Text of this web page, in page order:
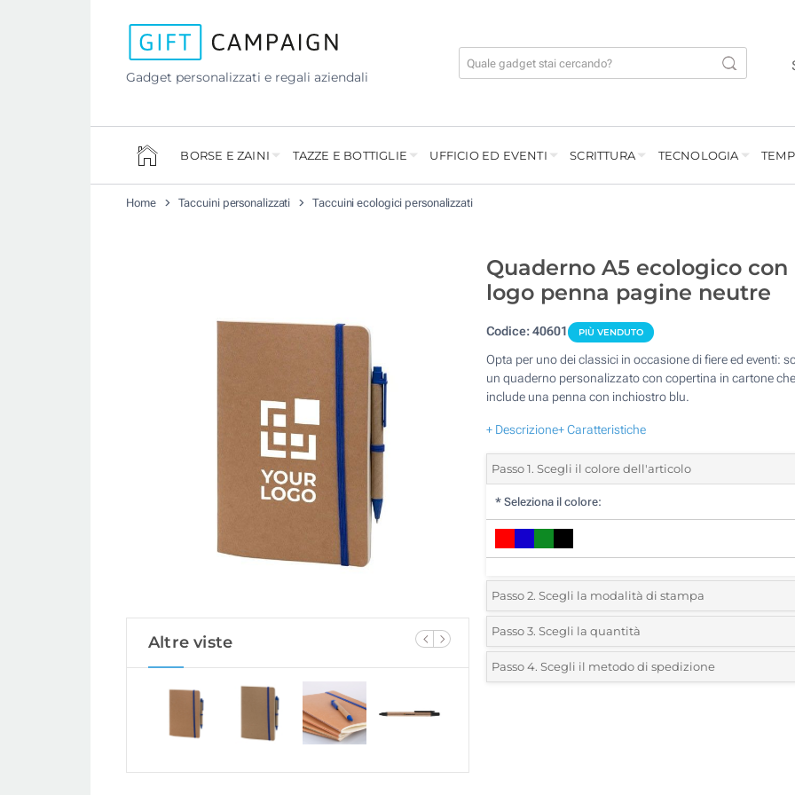
Gadget personalizzati e regali aziendali
BORSE E ZAINI TAZZE E BOTTIGLIE UFFICIO ED EVENTI SCRITTURA TECNOLOGIA
Home Taccuini personalizzati Taccuini ecologici personalizzati
Altre viste
Quaderno A5 ecologico con
logo penna pagine neutre
Codice: 40601 PIÙ VENDUTO
Opta per uno dei classici in occasione di fiere ed eventi:
un quaderno personalizzato con copertina in cartone che
include una penna con inchiostro blu.
+ Descrizione+ Caratteristiche
Passo 1. Scegli il colore dell'articolo
* Seleziona il colore:
Passo 2. Scegli la modalità di stampa
*Seleziona la posizione di stampa e il colore del vostro
1 Colore (Sulla copertina)
Passo 3. Scegli la quantità
*Quantità desiderata:
Passo 4. Scegli il metodo di spedizione